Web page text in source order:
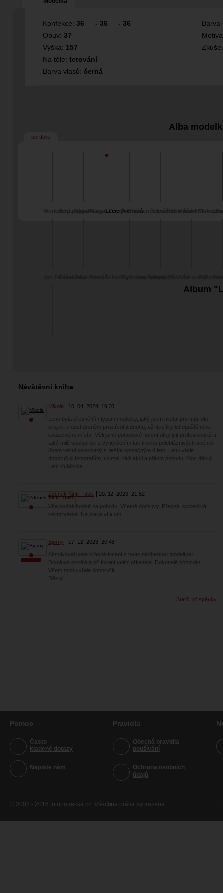
Konfekce: 36 - 36 - 36
Obuv: 37
Výška: 157
Na těle: tetování
Barva vlasů: černá
Alba
portfolio
Marian Černý
Lucie Jechová
MatthiasZdeněk Linhart
Album
Návštěvní kniha
Mikola 10. 04. 2024 19:30
Lena byla přesně tím typem modelky, jaký jsem hledal pro můj foto
projekt v dost drsném prostředí jednoho, už desítky let opuštěného
kouzelného místa. Měli jsme pohodové focení díky její profesionalitě a
také milé spolupráci s vymýšlením tak trochu polobláznivých scének.
Jsem velmi spokojený s naším společným dílem. Lenu vřele
doporučuji fotografům, co mají rádi akci a přitom pohodu. Moc děkuji
Leni :-) Mikola
Zdenek Kintr - duki 20. 12. 2023 21:52
Vše hodně hodně na pohodu. Včetně domluvy. Přesná, spolehlivá...
velmi tvárná. Na place ví a umí.
Björny 17. 12. 2023 20:48
Absolvoval jsem krásné focení s touto nádhernou modelkou.
Domluva skvělá a při focení velmi příjemná. Dokonalé pózování.
Všem mohu vřele doporučit.
Děkuji
Starší příspěvky
Pomoc
Často
kladené dotazy
Napište nám
Pravidla
Obecná pravidla
používání
Ochrana osobních
údajů
© 2002 - 2016 fotopatracka.cz. Všechna práva vyhrazena